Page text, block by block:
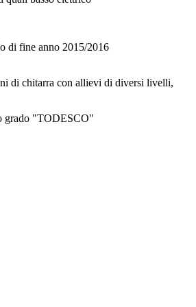
di fine anno 2015/2016
di chitarra con allievi di diversi livelli,
grado "TODESCO"